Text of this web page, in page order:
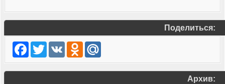
Поделиться:
Facebook
TwitterVK Odnoklassniki
Mail.Ru
Архив: